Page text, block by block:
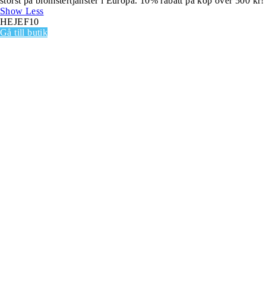
Show Less
HEJEF10
Gå till butik